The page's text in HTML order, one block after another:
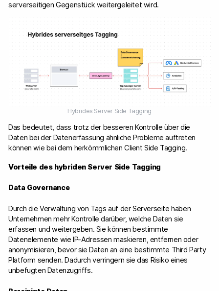
serverseitigen Gegenstück weitergeleitet wird.
Hybrides Server Side Tagging
Das bedeutet, dass trotz der besseren Kontrolle über die
Daten bei der Datenerfassung ähnliche Probleme auftreten
können wie bei dem herkömmlichen Client Side Tagging.
Vorteile des hybriden Server Side Tagging
Data Governance
Durch die Verwaltung von Tags auf der Serverseite haben
Unternehmen mehr Kontrolle darüber, welche Daten sie
erfassen und weitergeben. Sie können bestimmte
Datenelemente wie IP-Adressen maskieren, entfernen oder
anonymisieren, bevor sie Daten an eine bestimmte Third Party
Platform senden. Dadurch verringern sie das Risiko eines
unbefugten Datenzugriffs.